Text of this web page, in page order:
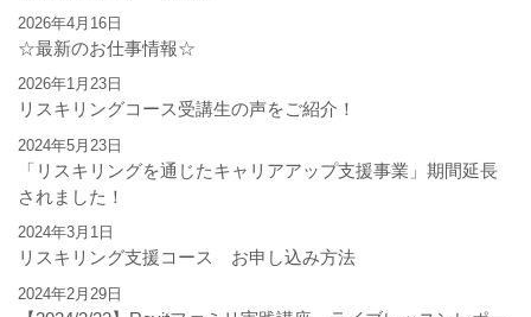
2026年4月16日
☆最新のお仕事情報☆
2026年1月23日
リスキリングコース受講生の声をご紹介！
2024年5月23日
「リスキリングを通じたキャリアアップ支援事業」期間延長
されました！
2024年3月1日
リスキリング支援コース お申し込み方法
2024年2月29日